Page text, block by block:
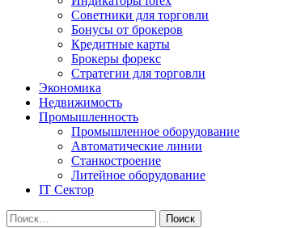
Советники для торговли
Бонусы от брокеров
Кредитные карты
Брокеры форекс
Стратегии для торговли
Экономика
Недвижимость
Промышленность
Промышленное оборудование
Автоматические линии
Станкостроение
Литейное оборудование
IT Сектор
Найти: